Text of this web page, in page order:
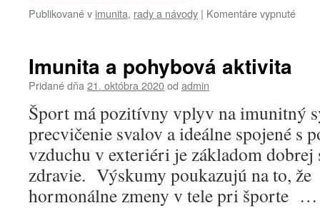
Publikované v imunita, rady a návody | Komentáre vypnuténa
Imunita a pohybová aktivita
Pridané dňa 21. októbra 2020od admin
Šport má pozitívny vplyv na imunitný
precvičenie svalov a ideálne spojené s
vzduchu v exteriéri je základom dobrej
zdravie. Výskumy poukazujú na to, že
hormonálne zmeny v tele pri športe